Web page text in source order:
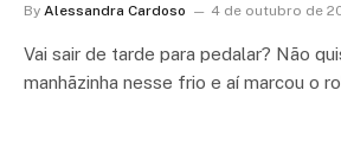
By Alessandra Cardoso 4 de outubro de
Vai sair de tarde para pedalar? Não
manhãzinha nesse frio e aí marcou o